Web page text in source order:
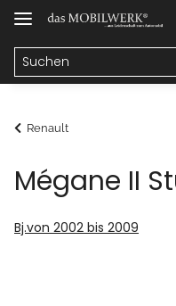
Renault
Mégane II
Bj.von 2002 bis 2009